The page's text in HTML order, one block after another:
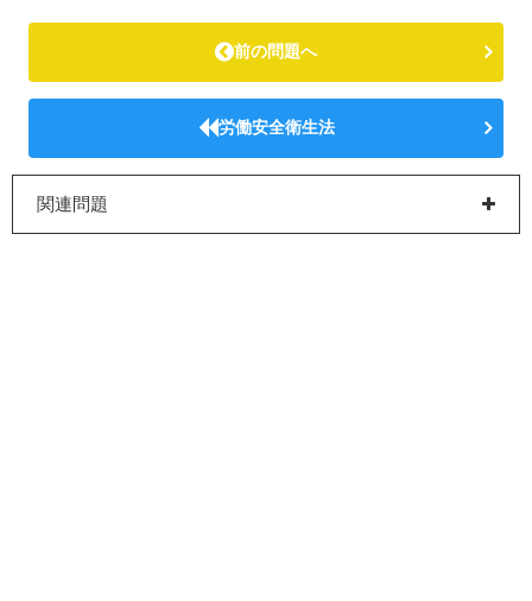
前の問題へ
労働安全衛生法
関連問題